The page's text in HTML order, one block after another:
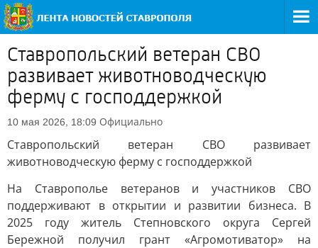
Ставропольский ветеран СВО
развивает животноводческую
ферму с господдержкой
10 мая 2026, 18:09 Официально
Ставропольский ветеран СВО развивает
животноводческую ферму с господдержкой
На Ставрополье ветеранов и участников СВО
поддерживают в открытии и развитии бизнеса. В
2025 году житель Степновского округа Сергей
Бережной получил грант «Агромотиватор» на